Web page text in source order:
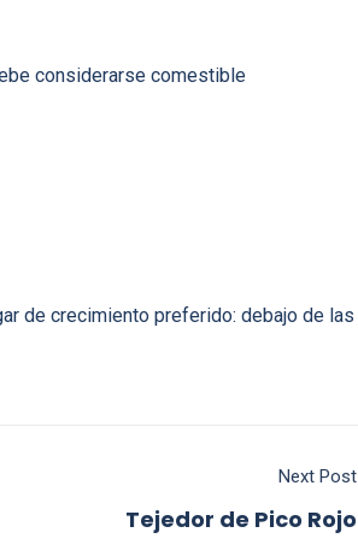
considerarse comestible
de crecimiento preferido: debajo de las
Next Post
Tejedor de Pico Rojo